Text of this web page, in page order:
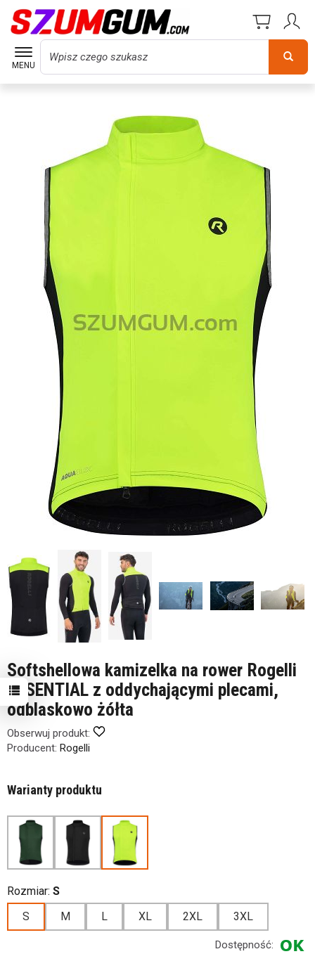
MENU
Wyszukaj
Softshellowa kamizelka na rower Rogelli
ESSENTIAL z oddychającymi plecami,
odblaskowo żółta
Obserwuj produkt:
Producent: Rogelli
Warianty produktu
Rozmiar: S
S
M L XL 2XL 3XL
Dostępność: